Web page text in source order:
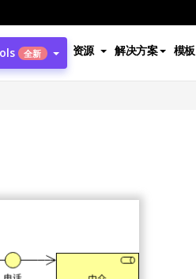
全新 资源 解决方案 模板